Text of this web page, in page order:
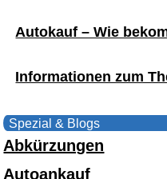
Autokauf – Wie
Informationen zum
Spezial & Blogs
Abkürzungen
Autoankauf